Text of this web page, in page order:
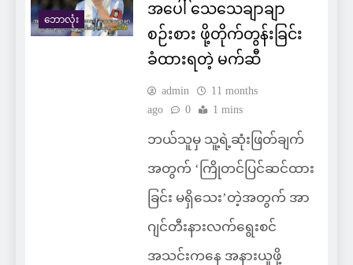
ဘောလုံး
အပေါ် သေသေချာချာ
စဉ်းစား ဖို့တိုက်တွန်းခြင်း
ခံထားရတဲ့ မက်ဆီ
admin
11 months
ago
0 1 mins
ဘယ်သူမှ သူ့ရဲ့ဆုံးဖြတ်ချက်
အတွက် ‘ကြိုတင်ပြင်ဆင်ထား
ခြင်း မရှိသေး’တဲ့အတွက် အာ
ဂျင်တီးနားလက်ရွေးစင်
အသင်းကနေ အနားယူဖို့